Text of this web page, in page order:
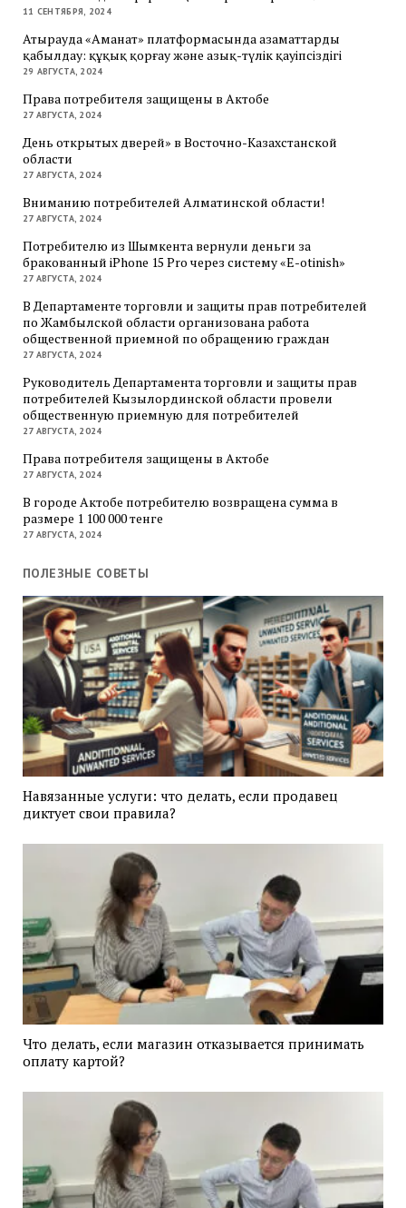
11 СЕНТЯБРЯ, 2024
Атырауда «Аманат» платформасында азаматтарды
қабылдау: құқық қорғау және азық-түлік қауіпсіздігі
29 АВГУСТА, 2024
Права потребителя защищены в Актобе
27 АВГУСТА, 2024
День открытых дверей» в Восточно-Казахстанской
области
27 АВГУСТА, 2024
Вниманию потребителей Алматинской области!
27 АВГУСТА, 2024
Потребителю из Шымкента вернули деньги за
бракованный iPhone 15 Pro через систему «E-otinish»
27 АВГУСТА, 2024
В Департаменте торговли и защиты прав потребителей
по Жамбылской области организована работа
общественной приемной по обращению граждан
27 АВГУСТА, 2024
Руководитель Департамента торговли и защиты прав
потребителей Кызылординской области провели
общественную приемную для потребителей
27 АВГУСТА, 2024
Права потребителя защищены в Актобе
27 АВГУСТА, 2024
В городе Актобе потребителю возвращена сумма в
размере 1 100 000 тенге
27 АВГУСТА, 2024
ПОЛЕЗНЫЕ СОВЕТЫ
Навязанные услуги: что делать, если продавец
диктует свои правила?
Что делать, если магазин отказывается принимать
оплату картой?